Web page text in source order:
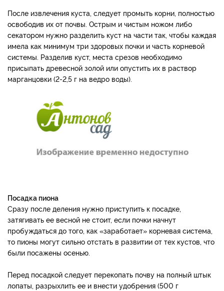
После извлечения куста, следует промыть корни, полностью
освободив их от почвы. Острым и чистым ножом либо
секатором нужно разделить куст на части так, чтобы каждая
имела как минимум три здоровых почки и часть корневой
системы. Разделив куст, места срезов необходимо
присыпать древесной золой или опустить их в раствор
марганцовки (2-2,5 г на ведро воды).
Посадка пиона
Сразу после деления нужно приступить к посадке,
затягивать ее весной не стоит, если почки начнут
пробуждаться до того, как «заработает» корневая система,
то пионы могут сильно отстать в развитии от тех кустов, что
были посажены осенью.
Перед посадкой следует перекопать почву на полный штык
лопаты, разрыхлить ее и внести удобрения (500 г